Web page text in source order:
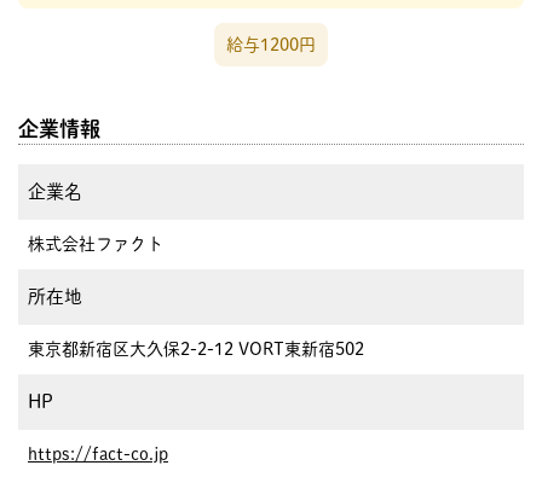
給与1200円
企業情報
企業名
株式会社ファクト
所在地
東京都新宿区大久保2-2-12 VORT東新宿502
HP
https://fact-co.jp